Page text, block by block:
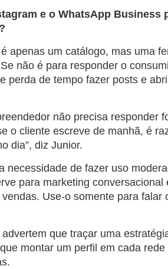
e o WhatsApp Business
apenas um catálogo, mas uma
não é para responder o
perda de tempo fazer posts e
não precisa responder
o cliente escreve de manhã, é
dia”, diz Junior.
necessidade de fazer uso
para marketing
Use-o somente para falar
que traçar uma
montar um perfil em cada